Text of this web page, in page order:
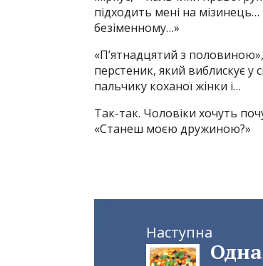
підходить мені на
безіменному…»
«П’ятнадцятий з
перстеник, який виблискує у
пальчику коханої жінки і…
Так-так. Чоловіки хочуть
«Станеш моєю дружиною?»
Наступна